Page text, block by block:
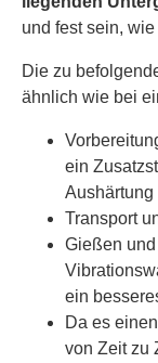
und fest sein,
Die zu
ähnlich wie bei
ein
Aushärtung
Transport
Gießen
ein
Da es
von Zeit zu